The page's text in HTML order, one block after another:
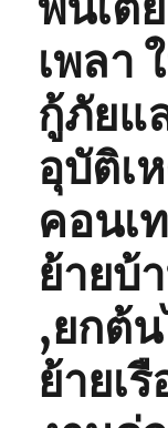
เพลา
กู้ภัยแ
อุบัติเ
คอนเ
ย้ายบ้
,ยกต้
ย้ายเ